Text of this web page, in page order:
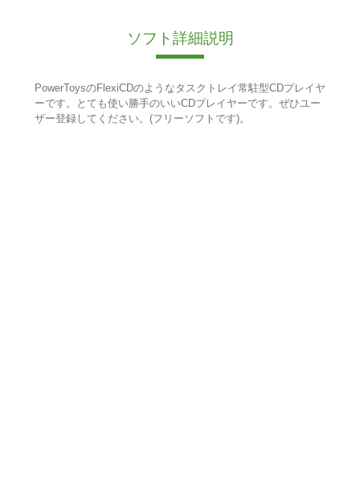
ソフト詳細説明
PowerToysのFlexiCDのようなタスクトレイ常駐型CDプレイヤ
ーです。とても使い勝手のいいCDプレイヤーです。ぜひユー
ザー登録してください。(フリーソフトです)。